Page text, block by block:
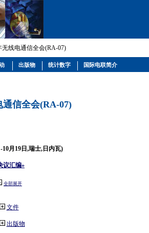
无线电通信全会(RA-07)
通信全会(RA-07)
10月19日,瑞士,日内瓦)
议汇编»
全部展开
文件
出版物
出版物 统计数字 国际电联简介